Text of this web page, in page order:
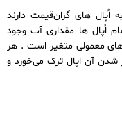
های گران‌قیمت دارند
اُپال ها مقداری آب وجود
های معمولی متغیر است . هر
شدن آن اپال ترک می‌خورد و